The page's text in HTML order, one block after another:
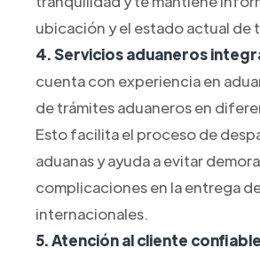
ubicación y el estado actual de
4. Servicios aduaneros
cuenta con experiencia en
de trámites aduaneros en
Esto facilita el proceso de
aduanas y ayuda a evitar
complicaciones en la entrega
internacionales.
5. Atención al cliente